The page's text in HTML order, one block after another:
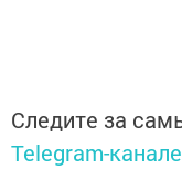
Следите за
Telegram-канале